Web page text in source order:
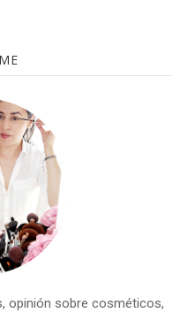
opinión sobre cosméticos,